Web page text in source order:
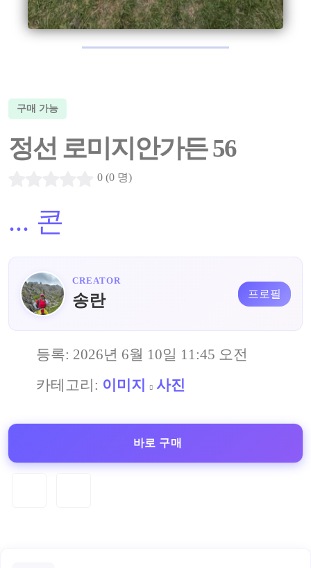
구매 가능
정선 로미지안가든 56
0 (0 명)
... 콘
CREATOR
송란 프로필
등록: 2026년 6월 10일 11:45 오전
카테고리: 이미지 사진
바로 구매